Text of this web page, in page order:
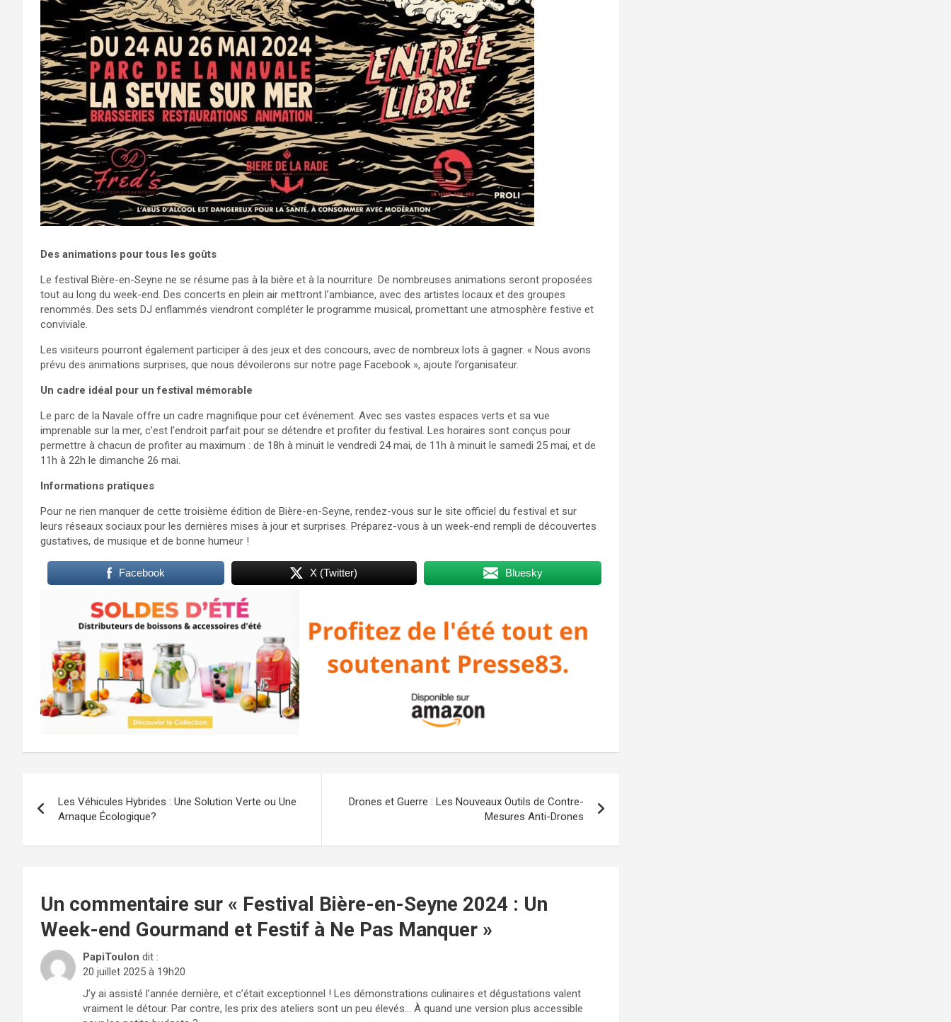
Des animations pour tous les goûts
Le festival Bière-en-Seyne ne se résume pas à la bière et à la nourriture. De nombreuses animations seront proposées
tout au long du week-end. Des concerts en plein air mettront l’ambiance, avec des artistes locaux et des groupes
renommés. Des sets DJ enflammés viendront compléter le programme musical, promettant une atmosphère festive et
conviviale.
Les visiteurs pourront également participer à des jeux et des concours, avec de nombreux lots à gagner. « Nous avons
prévu des animations surprises, que nous dévoilerons sur notre page Facebook », ajoute l’organisateur.
Un cadre idéal pour un festival mémorable
Le parc de la Navale offre un cadre magnifique pour cet événement. Avec ses vastes espaces verts et sa vue
imprenable sur la mer, c’est l’endroit parfait pour se détendre et profiter du festival. Les horaires sont conçus pour
permettre à chacun de profiter au maximum : de 18h à minuit le vendredi 24 mai, de 11h à minuit le samedi 25 mai, et de
11h à 22h le dimanche 26 mai.
Informations pratiques
Pour ne rien manquer de cette troisième édition de Bière-en-Seyne, rendez-vous sur le site officiel du festival et sur
leurs réseaux sociaux pour les dernières mises à jour et surprises. Préparez-vous à un week-end rempli de découvertes
gustatives, de musique et de bonne humeur !
Facebook X (Twitter) Bluesky
de
l’article
Les Véhicules Hybrides : Une Solution Verte ou Une
Arnaque Écologique?
Drones et Guerre : Les Nouveaux Outils de Contre-
Mesures Anti-Drones
Un commentaire sur « Festival Bière-en-Seyne 2024 : Un
Week-end Gourmand et Festif à Ne Pas Manquer »
PapiToulon dit :
20 juillet 2025 à 19h20
J’y ai assisté l’année dernière, et c’était exceptionnel ! Les démonstrations culinaires et dégustations valent
vraiment le détour. Par contre, les prix des ateliers sont un peu élevés… À quand une version plus accessible